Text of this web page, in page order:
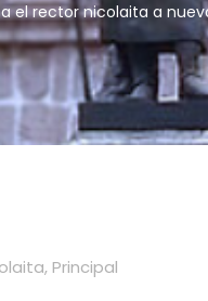
el rector nicolaita a
, Principal